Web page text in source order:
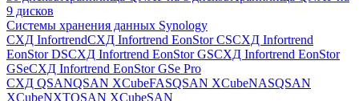
9 дисков
Системы хранения данных Synology
СХД InfortrendСХД Infortrend EonStor CSСХД Infortrend
EonStor DSСХД Infortrend EonStor GSСХД Infortrend EonStor
GSeСХД Infortrend EonStor GSe Pro
СХД QSANQSAN XCubeFASQSAN XCubeNASQSAN
XCubeNXTQSAN XCubeSAN